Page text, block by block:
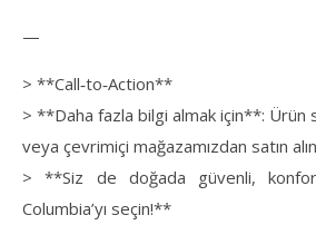
—
> **Call‑to‑Action**
> **Daha fazla bilgi almak için**: Ürün
veya çevrimiçi mağazamızdan satın
> **Siz de doğada güvenli,
Columbia’yı seçin!**